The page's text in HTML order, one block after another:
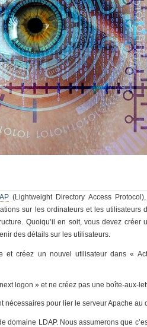
(Lightweight Directory Access
sur les ordinateurs et les utilisateurs
Quoiqu’il en soit, vous devez créer
des détails sur les utilisateurs.
et créez un nouvel utilisateur dans «
logon » et ne créez pas une boîte-aux-
nécessaires pour lier le serveur Apache au
LDAP. Nous assumerons que